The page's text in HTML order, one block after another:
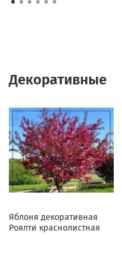
Декоративные
Яблоня декоративная
Роялти краснолистная